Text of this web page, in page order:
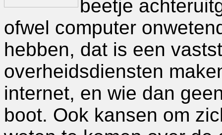
beetje
ofwel computer
hebben, dat is een
overheidsdiensten
internet, en wie dan
boot. Ook kansen om